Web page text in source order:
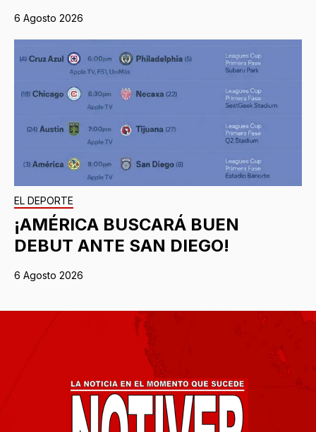
6 Agosto 2026
EL DEPORTE
¡AMÉRICA BUSCARÁ BUEN
DEBUT ANTE SAN DIEGO!
6 Agosto 2026